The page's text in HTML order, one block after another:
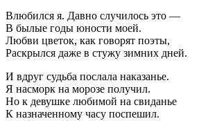
Влюбился я. Давно случилось это —
В былые годы юности моей.
Любви цветок, как говорят поэты,
Раскрылся даже в стужу зимних дней.
И вдруг судьба послала наказанье.
Я насморк на морозе получил.
Но к девушке любимой на свиданье
К назначенному часу поспешил.